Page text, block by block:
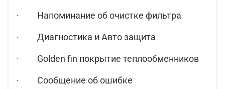
· Напоминание об очистке фильтра
· Диагностика и Авто защита
· Golden fin покрытие теплообменников
· Сообщение об ошибке